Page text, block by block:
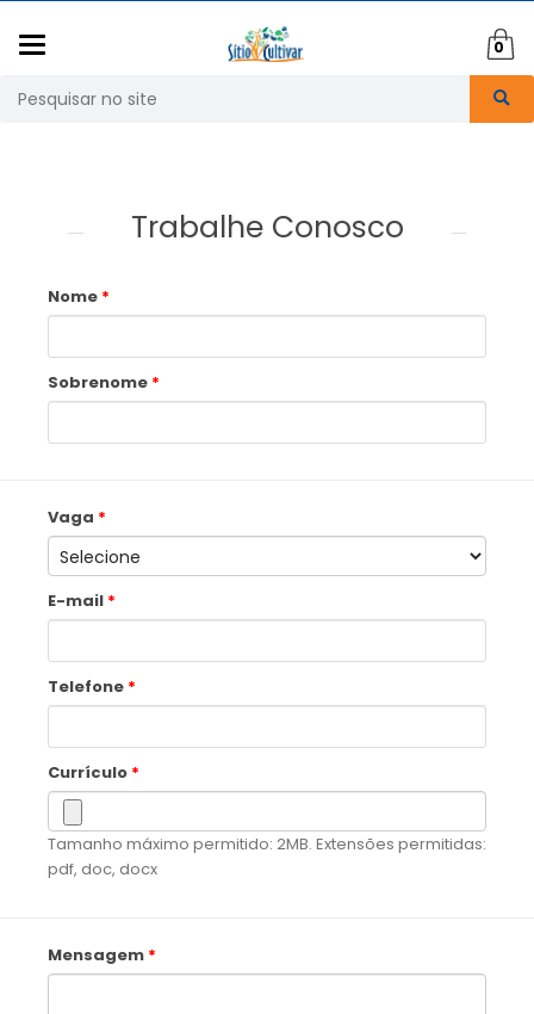
0
Trabalhe Conosco
Nome
Sobrenome
Vaga
E-mail
Telefone
Currículo
Tamanho máximo permitido: 2MB. Extensões permitidas:
pdf, doc, docx
Mensagem